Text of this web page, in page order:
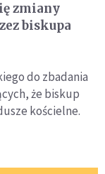
zmiany
biskupa
do zbadania
że biskup
kościelne.